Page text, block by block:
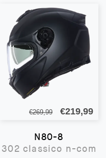
€269,99
Il
originale
era:
€219,99Il
è:
N80-8
302 classico n-com